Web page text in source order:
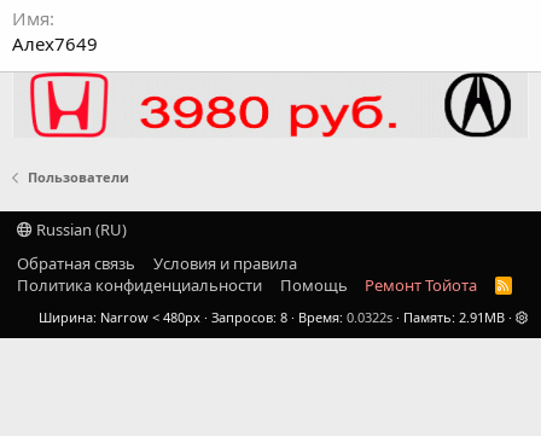
Имя
Алех7649
Пользователи
Russian (RU)
Обратная связь
Условия и правила
Политика конфиденциальности
Помощь Ремонт Тойота
R
S
S
Ширина Запросов 8 Время 0.0322s Память 2.91MB